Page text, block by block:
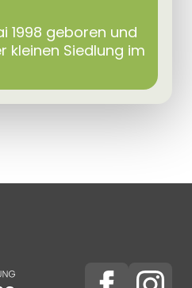
1998 geboren und
kleinen Siedlung im